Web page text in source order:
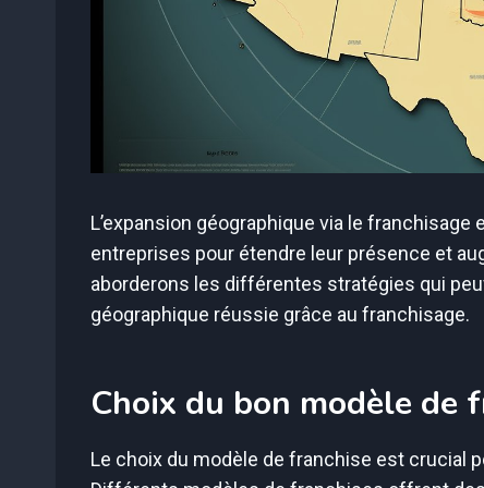
L’expansion géographique via le
entreprises pour étendre leur présence et
aborderons les différentes stratégies qui
géographique réussie grâce au franchisage.
Choix du bon modèle de
Le choix du modèle de franchise est crucial